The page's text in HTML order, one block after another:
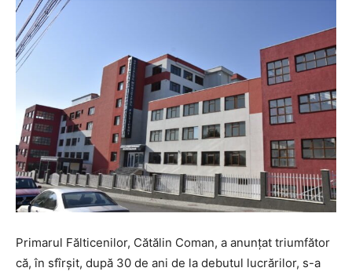
Primarul Fălticenilor, Cătălin Coman, a anunțat triumfător
că, în sfîrșit, după 30 de ani de la debutul lucrărilor, s-a